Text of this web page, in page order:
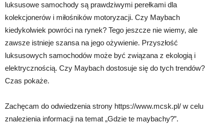
luksusowe samochody są prawdziwymi perełkami dla
kolekcjonerów i miłośników motoryzacji. Czy Maybach
kiedykolwiek powróci na rynek? Tego jeszcze nie wiemy, ale
zawsze istnieje szansa na jego ożywienie. Przyszłość
luksusowych samochodów może być związana z ekologią i
elektrycznością. Czy Maybach dostosuje się do tych trendów?
Czas pokaże.
Zachęcam do odwiedzenia strony https://www.mcsk.pl/ w celu
znalezienia informacji na temat „Gdzie te maybachy?”.